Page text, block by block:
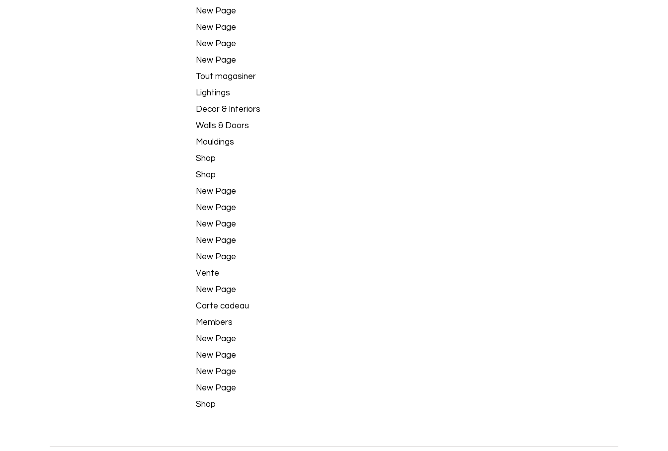
New Page
New Page
New Page
New Page
Tout magasiner
Lightings
Decor & Interiors
Walls & Doors
Mouldings
Shop
Shop
New Page
New Page
New Page
New Page
New Page
Vente
New Page
Carte cadeau
Members
New Page
New Page
New Page
New Page
Shop